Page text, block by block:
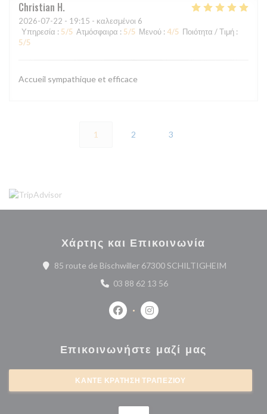
Christian H
2026-07-22 - 19:15 - καλεσμένοι 6
Υπηρεσία : 5/5 Ατμόσφαιρα : 5/5 Μενού : 4/5 Ποιότητα / Τιμή :
5/5
Accueil sympathique et efficace
1 2 3
Χάρτης και Επικοινωνία
85 route de Bischwiller 67300 SCHILTIGHEIM
03 88 62 13 56
Facebook ((ανοίγει σε νέο
Instagram ((ανοίγει σε νέο
Επικοινωνήστε μαζί μας
ΚΆΝΤΕ ΚΡΆΤΗΣΗ ΤΡΑΠΕΖΙΟΎ